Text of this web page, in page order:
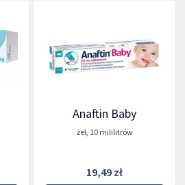
Anaftin Baby
żel, 10 mililitrów
19,49 zł